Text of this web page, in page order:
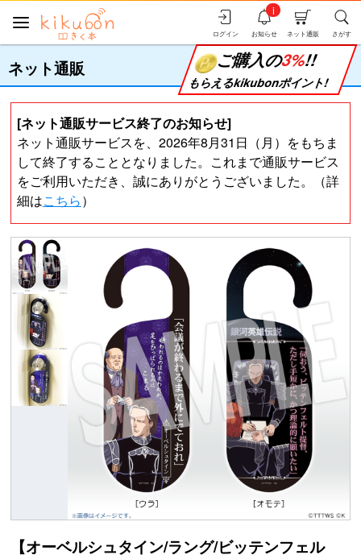
さがす
ネット通販
お知らせ
i
ログイン
ネット通販 ご購入の3%!!
もらえるkikubonポイント!
[ネット通販サービス終了のお知らせ]
ネット通販サービスを、2026年8月31日（月）をもちま
して終了することとなりました。これまで通販サービス
をご利用いただき、誠にありがとうございました。（詳
細はこちら）
【オーベルシュタイン/ラング/ビッテンフェル